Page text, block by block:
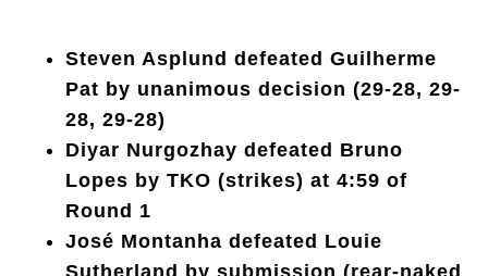
Steven Asplund defeated Guilherme
Pat by unanimous decision (29-28, 29-
28, 29-28)
Diyar Nurgozhay defeated Bruno
Lopes by TKO (strikes) at 4:59 of
Round 1
José Montanha defeated Louie
Sutherland by submission (rear-naked